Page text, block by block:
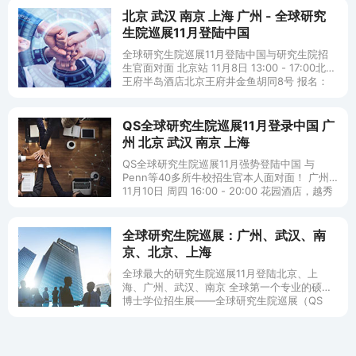
北京 武汉 南京 上海 广州 - 全球研究
生院巡展11月登陆中国
全球研究生院巡展11月登陆中国与研究生院招
生官面对面 北京站 11月8日 13:00 - 17:00北京
王府半岛酒店北京王府井金鱼胡同8号 报名：
QS全球研究生院巡展11月登录中国 广
州 北京 武汉 南京 上海
QS全球研究生院巡展11月强势登陆中国 与
Penn等40多所牛校招生官本人面对面！ 广州
11月10日 周四 16:00 - 20:00 花园酒店，越秀
全球研究生院巡展：广州、武汉、南
京、北京、上海
全球最大的研究生院巡展11月登陆北京、上
海、广州、武汉、南京 全球第一个专业的硕士/
博士学位招生展——全球研究生院巡展（QS